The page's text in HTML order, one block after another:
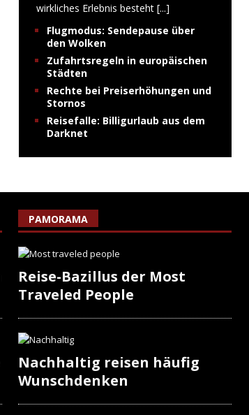
wirkliches Erlebnis besteht [...]
Flugmodus: Sendepause über
den Wolken
Zufahrtsregeln in europäischen
Städten
Rechte bei Preiserhöhungen und
Stornos
Reisefalle: Billigurlaub aus dem
Darknet
PAMORAMA
Reise-Bazillus der Most
Traveled People
Nachhaltig reisen häufig
Wunschdenken